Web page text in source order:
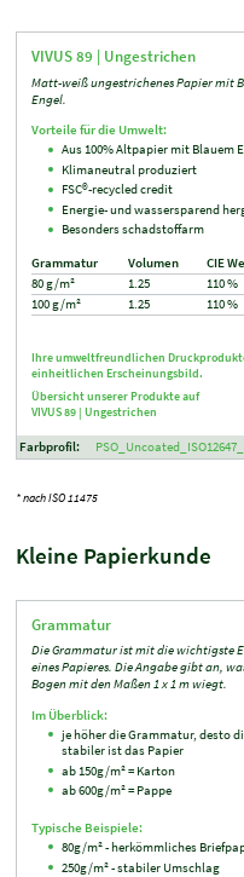
VIVUS 89 | Ungestrichen
Matt-weiß ungestrichenes Papier mit
Engel.
Vorteile für die Umwelt:
Aus 100% Altpapier mit Blauem
Klimaneutral produziert
FSC®-recycled credit
Energie- und wassersparend
Besonders schadstoffarm
Farbprofil:
Grammatur Volumen
CIE
80 g/m²
1.25
110 %
100 g/m²
1.25 110 %
Ihre umweltfreundlichen
einheitlichen Erscheinungsbild.
Übersicht unserer Produkte auf
VIVUS 89 | Ungestrichen
* nach ISO 11475
Kleine Papierkunde
Grammatur
Die Grammatur ist mit die wichtigste
eines Papieres. Die Angabe gibt an,
Bogen mit den Maßen 1 x 1 m wiegt.
Im Überblick:
je höher die Grammatur, desto
stabiler ist das Papier
ab 150g/m² = Karton
ab 600g/m² = Pappe
Typische Beispiele:
80g/m² - herkömmliches
250g/m² - stabiler Umschlag